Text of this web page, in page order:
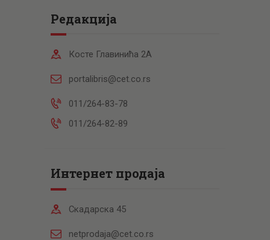
Редакција
Косте Главинића 2А
portalibris@cet.co.rs
011/264-83-78
011/264-82-89
Интернет продаја
Скадарска 45
netprodaja@cet.co.rs